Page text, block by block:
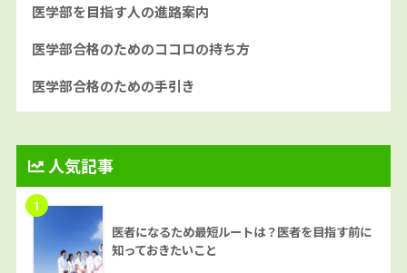
医学部を目指す人の進路案内
医学部合格のためのココロの持ち方
医学部合格のための手引き
人気記事
1
医者になるため最短ルートは？医者を目指す前に
知っておきたいこと